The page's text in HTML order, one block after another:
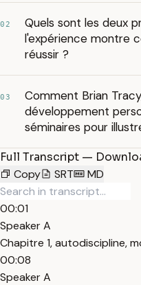
02
Quels sont les deux
l'expérience montre
réussir ?
03
Comment Brian
développement
séminaires pour
Full Transcript —
Copy
SRT MD
00:01
Speaker A
Chapitre 1, autodiscipline,
00:08
Speaker A